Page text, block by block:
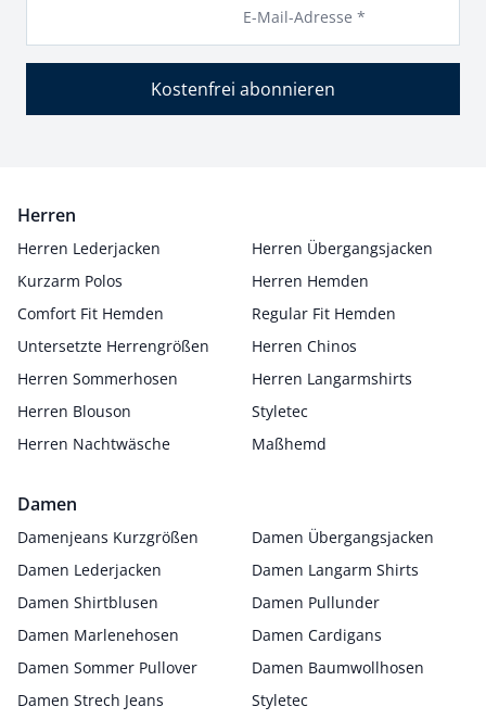
E-Mail-Adresse *
Kostenfrei abonnieren
Herren
Herren Lederjacken
Herren Übergangsjacken
Kurzarm Polos
Herren Hemden
Comfort Fit Hemden
Regular Fit Hemden
Untersetzte Herrengrößen
Herren Chinos
Herren Sommerhosen
Herren Langarmshirts
Herren Blouson
Styletec
Herren Nachtwäsche
Maßhemd
Damen
Damenjeans Kurzgrößen
Damen Übergangsjacken
Damen Lederjacken
Damen Langarm Shirts
Damen Shirtblusen
Damen Pullunder
Damen Marlenehosen
Damen Cardigans
Damen Sommer Pullover
Damen Baumwollhosen
Damen Strech Jeans
Styletec